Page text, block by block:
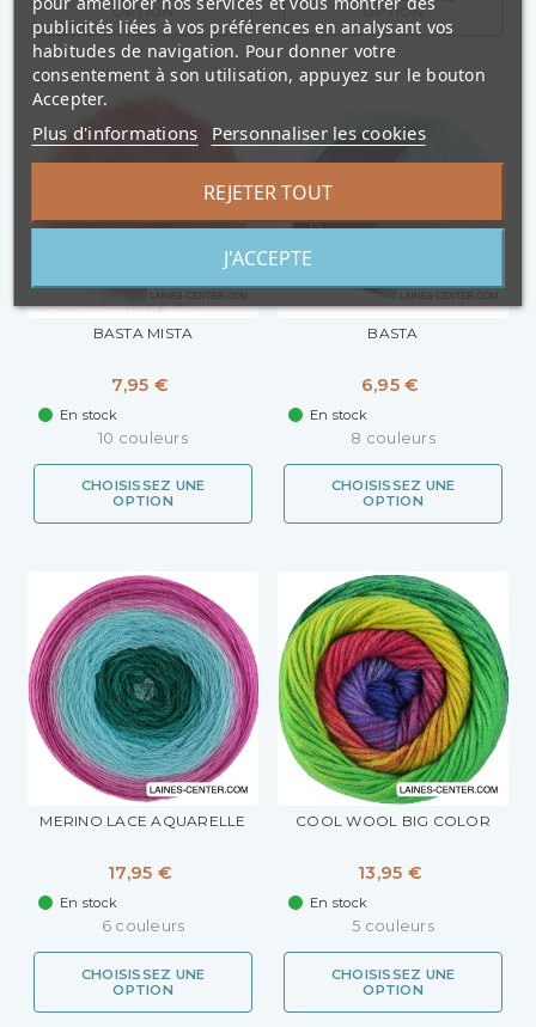
OPTION
OPTION
BASTA MISTA
7,95 €
En stock
10 couleurs
CHOISISSEZ UNE
OPTION
BASTA
6,95 €
En stock
8 couleurs
CHOISISSEZ UNE
OPTION
MERINO LACE AQUARELLE
17,95 €
En stock
6 couleurs
CHOISISSEZ UNE
OPTION
COOL WOOL BIG COLOR
13,95 €
En stock
5 couleurs
CHOISISSEZ UNE
OPTION
publicités liées à vos préférences en analysant vos
habitudes de navigation. Pour donner votre
consentement à son utilisation, appuyez sur le bouton
Accepter.
Plus d'informations Personnaliser les cookies
REJETER TOUT
J'ACCEPTE